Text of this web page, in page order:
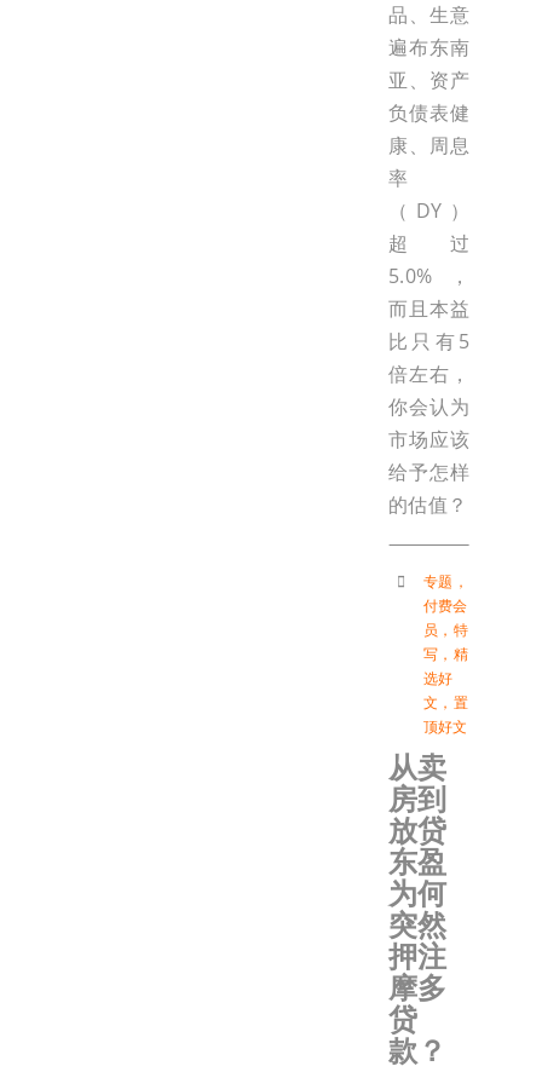
品、生意
遍布东南
亚、资产
负债表健
康、周息
率
（DY）
超过
5.0%，
而且本益
比只有5
倍左右，
你会认为
市场应该
给予怎样
的估值？
专题 ，
付费会
员 ， 特
写 ， 精
选好
文 ， 置
顶好文
从卖
房到
放贷
东盈
为何
突然
押注
摩多
贷
款？